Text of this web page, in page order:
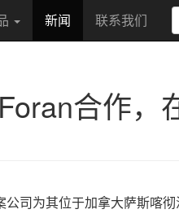
新闻 联系我们
合作，
公司为其位于加拿大萨斯喀